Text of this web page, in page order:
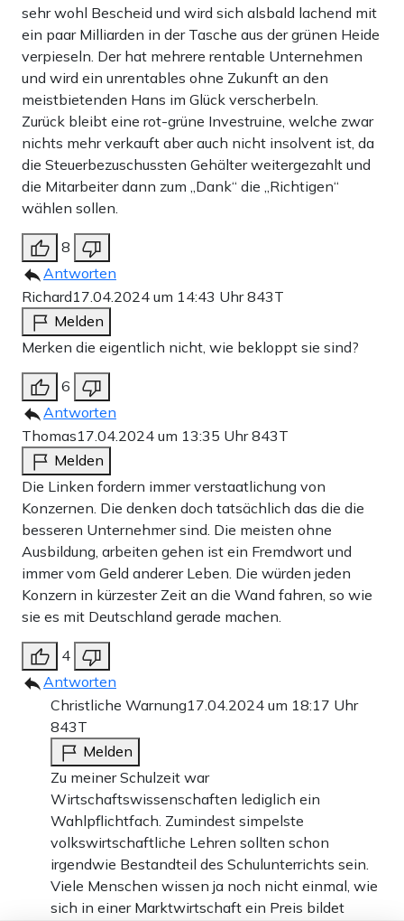
sehr wohl Bescheid und wird sich alsbald lachend mit
ein paar Milliarden in der Tasche aus der grünen Heide
verpieseln. Der hat mehrere rentable Unternehmen
und wird ein unrentables ohne Zukunft an den
meistbietenden Hans im Glück verscherbeln.
Zurück bleibt eine rot-grüne Investruine, welche zwar
nichts mehr verkauft aber auch nicht insolvent ist, da
die Steuerbezuschussten Gehälter weitergezahlt und
die Mitarbeiter dann zum „Dank“ die „Richtigen“
wählen sollen.
8
Antworten
Richard17.04.2024 um 14:43 Uhr843T
Melden
Merken die eigentlich nicht, wie bekloppt sie sind?
6
Antworten
Thomas17.04.2024 um 13:35 Uhr843T
Melden
Die Linken fordern immer verstaatlichung von
Konzernen. Die denken doch tatsächlich das die die
besseren Unternehmer sind. Die meisten ohne
Ausbildung, arbeiten gehen ist ein Fremdwort und
immer vom Geld anderer Leben. Die würden jeden
Konzern in kürzester Zeit an die Wand fahren, so wie
sie es mit Deutschland gerade machen.
4
Antworten
Christliche Warnung17.04.2024 um 18:17 Uhr
843T
Melden
Zu meiner Schulzeit war
Wirtschaftswissenschaften lediglich ein
Wahlpflichtfach. Zumindest simpelste
volkswirtschaftliche Lehren sollten schon
irgendwie Bestandteil des Schulunterrichts sein.
Viele Menschen wissen ja noch nicht einmal, wie
sich in einer Marktwirtschaft ein Preis bildet